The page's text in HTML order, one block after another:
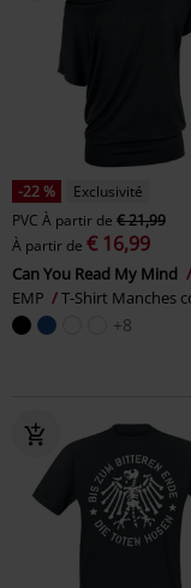
-22 %
Exclusivité
PVC À partir de € 21,99
À partir de € 16,99
Can You Read My Mind
EMP
T-Shirt Manches
+8